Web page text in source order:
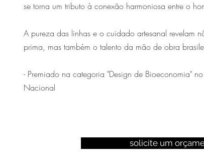
se torna um tributo à conexão harmoniosa entre o
A pureza das linhas e o cuidado artesanal revelam
prima, mas também o talento da mão de obra
- Premiado na categoria "Design de Bioeconomia"
Nacional
solicite um